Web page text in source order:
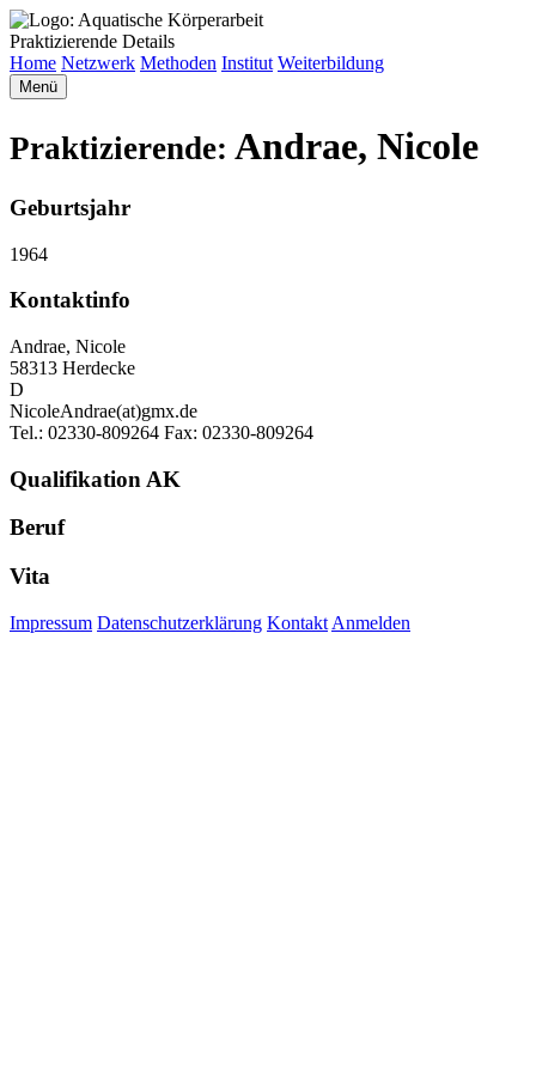
Praktizierende Details
Home Netzwerk Methoden Institut Weiterbildung
Menü
Praktizierende: Andrae, Nicole
Geburtsjahr
1964
Kontaktinfo
Andrae, Nicole
58313 Herdecke
D
NicoleAndrae(at)gmx.de
Tel.: 02330-809264 Fax: 02330-809264
Qualifikation AK
Beruf
Vita
Impressum Datenschutzerklärung Kontakt Anmelden